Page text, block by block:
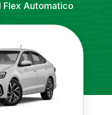
Flex Automatico